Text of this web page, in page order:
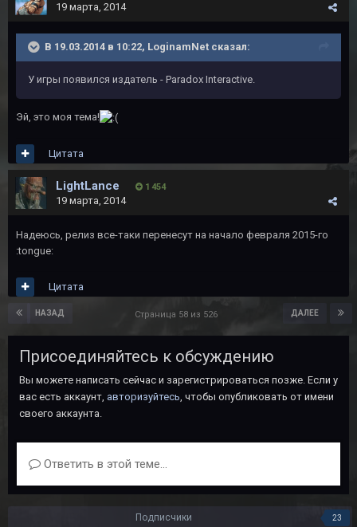
19 марта, 2014
В 19.03.2014 в 10:22, LoginamNet сказал:
У игры появился издатель - Paradox Interactive.
Эй, это моя тема!
Цитата
LightLance 1 454
19 марта, 2014
Надеюсь, релиз все-таки перенесут на начало февраля 2015-го
:tongue:
Цитата
НАЗАД ДАЛЕЕ
Страница 58 из 526
Присоединяйтесь к обсуждению
Вы можете написать сейчас и зарегистрироваться позже. Если у
вас есть аккаунт, авторизуйтесь, чтобы опубликовать от имени
своего аккаунта.
Ответить в этой теме...
Подписчики 23